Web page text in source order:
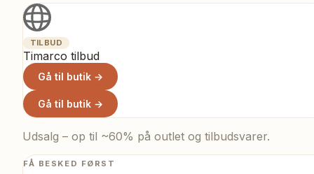
TILBUD
Timarco tilbud
Gå til butik →
Gå til butik →
Udsalg – op til ~60% på outlet og tilbudsvarer.
FÅ BESKED FØRST